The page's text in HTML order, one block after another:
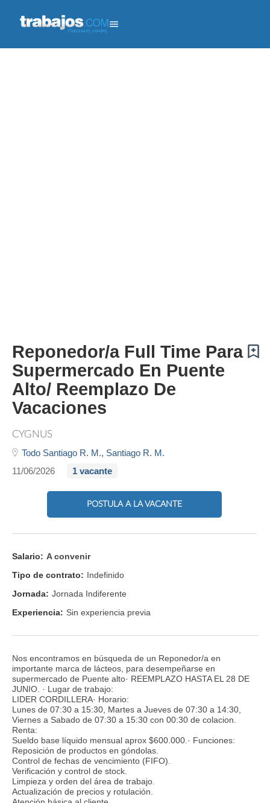
Reponedor/a Full Time Para
Supermercado En Puente
Alto/ Reemplazo De
Vacaciones
CYGNUS
Todo Santiago R. M., Santiago R. M.
11/06/2026
1 vacante
POSTULA A LA VACANTE
Salario: A convenir
Tipo de contrato: Indefinido
Jornada: Jornada Indiferente
Experiencia: Sin experiencia previa
Nos encontramos en búsqueda de un Reponedor/a en
importante marca de lácteos, para desempeñarse en
supermercado de Puente alto· REEMPLAZO HASTA EL 28 DE
JUNIO. · Lugar de trabajo:
LIDER CORDILLERA· Horario:
Lunes de 07:30 a 15:30, Martes a Jueves de 07:30 a 14:30,
Viernes a Sabado de 07:30 a 15:30 con 00:30 de colacion.
Renta:
Sueldo base líquido mensual aprox $600.000.· Funciones:
Reposición de productos en góndolas.
Control de fechas de vencimiento (FIFO).
Verificación y control de stock.
Limpieza y orden del área de trabajo.
Actualización de precios y rotulación.